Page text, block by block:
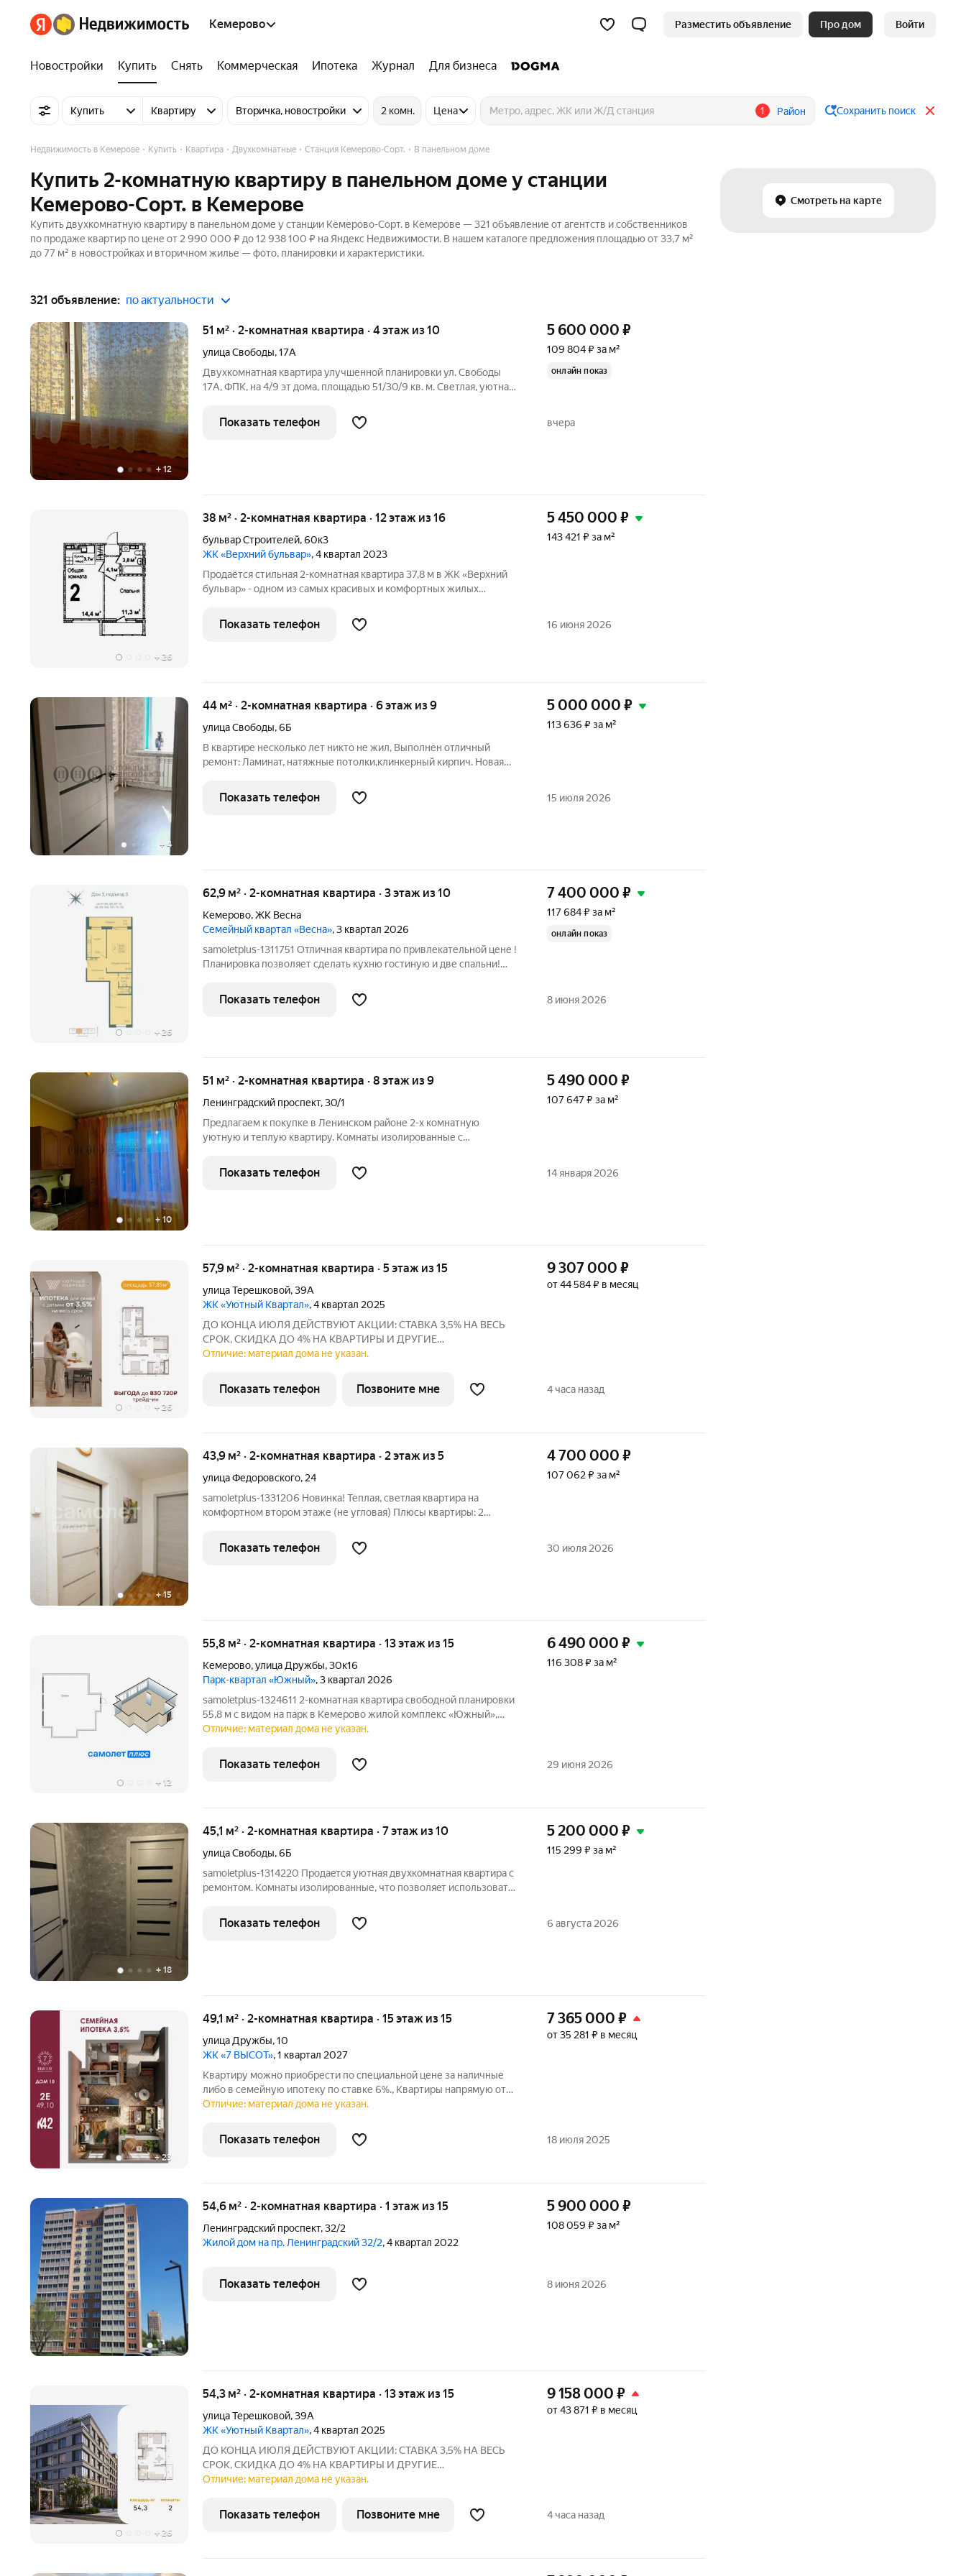
Кемерово Разместить объявление Про дом Войти
Новостройки Купить Снять Коммерческая Ипотека Журнал Для бизнеса
Купить Квартиру Вторичка, новостройки 2 комн. Цена 1 Район Сохранить поиск
Смотреть на карте
Недвижимость в Кемерове Купить Квартира Двухкомнатные Станция Кемерово-Сорт. В панельном доме
Купить 2-комнатную квартиру в панельном доме у станции
Кемерово-Сорт. в Кемерове
Купить двухкомнатную квартиру в панельном доме у станции Кемерово-Сорт. в Кемерове — 321 объявление от агентств и собственников
по продаже квартир по цене от 2 990 000 ₽ до 12 938 100 ₽ на Яндекс Недвижимости. В нашем каталоге предложения площадью от 33,7 м²
до 77 м² в новостройках и вторичном жилье — фото, планировки и характеристики.
321 объявление: по актуальности
+ 12
51 м² · 2-комнатная квартира · 4 этаж из 10
улица Свободы,17А
Двухкомнатная квартира улучшенной планировки ул. Свободы
17А, ФПК, на 4/9 эт дома, площадью 51/30/9 кв. м. Светлая, уютная
сторону выходят в тихий благоустроенный двор. Чистый подъезд,
5 600 000 ₽
109 804 ₽ за м²
онлайн показ
Показать телефон вчера
+ 26
38 м² · 2-комнатная квартира · 12 этаж из 16
бульвар Строителей,60к3
ЖК «Верхний бульвар», 4 квартал 2023
Продаётся стильная 2-комнатная квартира 37,8 м в ЖК «Верхний
бульвар» - одном из самых красивых и комфортных жилых
ремонту под ваш вкус! Установлена качественная входная
дверьМежкомнатные
5 450 000 ₽
143 421 ₽ за м²
Показать телефон 16 июня 2026
+ 4
44 м² · 2-комнатная квартира · 6 этаж из 9
улица Свободы,6Б
В квартире несколько лет никто не жил, Выполнен отличный
ремонт: Ламинат, натяжные потолки,клинкерный кирпич. Новая
5 000 000 ₽
113 636 ₽ за м²
Показать телефон 15 июля 2026
+ 26
62,9 м² · 2-комнатная квартира · 3 этаж из 10
Кемерово,ЖК Весна
Семейный квартал «Весна», 3 квартал 2026
samoletplus-1311751 Отличная квартира по привлекательной цене !
Планировка позволяет сделать кухню гостиную и две спальни!
ПРEИMУЩЕСTВА: Дом построен по современной трехслойной
панельной технологии,
7 400 000 ₽
117 684 ₽ за м²
онлайн показ
Показать телефон 8 июня 2026
+ 10
51 м² · 2-комнатная квартира · 8 этаж из 9
Ленинградский проспект,30/1
Предлагаем к покупке в Ленинском районе 2-х комнатную
уютную и теплую квартиру. Комнаты изолированные с
пластиковые. В квартире установлен кондиционер. Мебель и
техника остаются в квартире.
5 490 000 ₽
107 647 ₽ за м²
Показать телефон 14 января 2026
+ 26
57,9 м² · 2-комнатная квартира · 5 этаж из 15
улица Терешковой,39А
ЖК «Уютный Квартал», 4 квартал 2025
ДО КОНЦА ИЮЛЯ ДЕЙСТВУЮТ АКЦИИ: СТАВКА 3,5% НА ВЕСЬ
СРОК, СКИДКА ДО 4% НА КВАРТИРЫ И ДРУГИЕ
ПРЕДЛОЖЕНИЯ! Группа компаний «Атмосфера» объявляет о
проекта комфорт-класса «Уютный квартал». Это
9 307 000 ₽
от 44 584 ₽ в месяц
Отличие: материал дома не указан.
Показать телефон Позвоните мне 4 часа назад
+15
43,9 м² · 2-комнатная квартира · 2 этаж из 5
улица Федоровского, 24
samoletplus-1331206 Новинка! Теплая, светлая квартира на
комфортном втором этаже (не угловая) Плюсы квартиры: 2
комфортный второй этаж В шаговой доступности детский сад,
школа N54, №7, гимназия N17,
4 700 000 ₽
107 062 ₽ за м²
Показать телефон 30 июля 2026
+ 12
55,8 м² · 2-комнатная квартира · 13 этаж из 15
Кемерово,улица Дружбы,30к16
Парк-квартал «Южный», 3 квартал 2026
samoletplus-1324611 2-комнатная квартира свободной планировки
55,8 м с видом на парк в Кемерово жилой комплекс «Южный»,
монолитно-кирпичный дом. Свободная планировка позволяет
6 490 000 ₽
116 308 ₽ за м²
Отличие: материал дома не указан.
Показать телефон 29 июня 2026
+ 18
45,1 м² · 2-комнатная квартира · 7 этаж из 10
улица Свободы,6Б
samoletplus-1314220 Прoдaeтcя уютнaя двухкомнатная квартиpа c
ремoнтoм. Комнaты изолированные, чтo пoзвoляeт использовать
квaртира в середине дома. Хорошая звукоизоляция. Pядoм
нaxодятся школa,
5 200 000 ₽
115 299 ₽ за м²
Показать телефон 6 августа 2026
+23
49,1 м² · 2-комнатная квартира · 15 этаж из 15
улица Дружбы,10
ЖК «7 ВЫСОТ», 1 квартал 2027
Квартиру можно приобрести по специальной цене за наличные
либо в семейную ипотеку по ставке 6%., Квартиры напрямую от
застройщика в ЖК «7 Высот» Семейный бонус добавим ДО 1 000
остальное
7 365 000 ₽
от 35 281 ₽ в месяц
Отличие: материал дома не указан.
Показать телефон 18 июля 2025
54,6 м² · 2-комнатная квартира · 1 этаж из 15
Ленинградский проспект,32/2
Жилой дом на пр. Ленинградский 32/2, 4 квартал 2022
5 900 000 ₽
108 059 ₽ за м²
Показать телефон 8 июня 2026
+ 26
54,3 м² · 2-комнатная квартира · 13 этаж из 15
улица Терешковой,39А
ЖК «Уютный Квартал», 4 квартал 2025
ДО КОНЦА ИЮЛЯ ДЕЙСТВУЮТ АКЦИИ: СТАВКА 3,5% НА ВЕСЬ
СРОК, СКИДКА ДО 4% НА КВАРТИРЫ И ДРУГИЕ
ПРЕДЛОЖЕНИЯ! Группа компаний «Атмосфера» объявляет о
проекта комфорт-класса «Уютный квартал». Это
9 158 000 ₽
от 43 871 ₽ в месяц
Отличие: материал дома не указан.
Показать телефон Позвоните мне 4 часа назад